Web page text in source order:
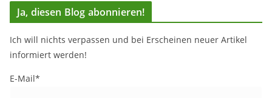
Ja, diesen Blog abonnieren!
Ich will nichts verpassen und bei Erscheinen neuer Artikel
informiert werden!
E-Mail*